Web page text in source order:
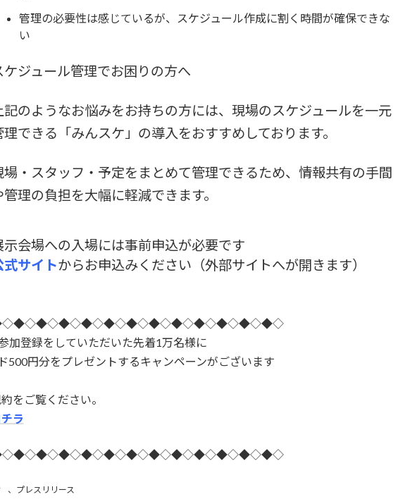
管理の必要性は感じているが、スケジュール作成に割く時間が確保できな
い
ケジュール管理でお困りの方へ
記のようなお悩みをお持ちの方には、現場のスケジュールを一元
理できる「みんスケ」の導入をおすすめしております。
場・スタッフ・予定をまとめて管理できるため、情報共有の手間
管理の負担を大幅に軽減できます。
示会場への入場には事前申込が必要です
式サイトからお申込みください（外部サイトへが開きます）
加登録をしていただいた先着1万名様に
500円分をプレゼントするキャンペーンがございます
をご覧ください。
ラ
、 プレスリリース